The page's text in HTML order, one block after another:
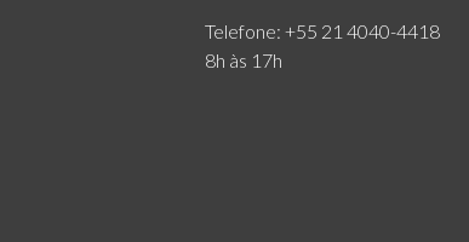
Telefone: +55 21 4040-4418
8h às 17h